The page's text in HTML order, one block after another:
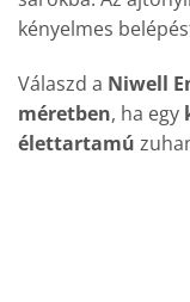
kényelmes
Válaszd a Niwell
méretben, ha egy
élettartamú